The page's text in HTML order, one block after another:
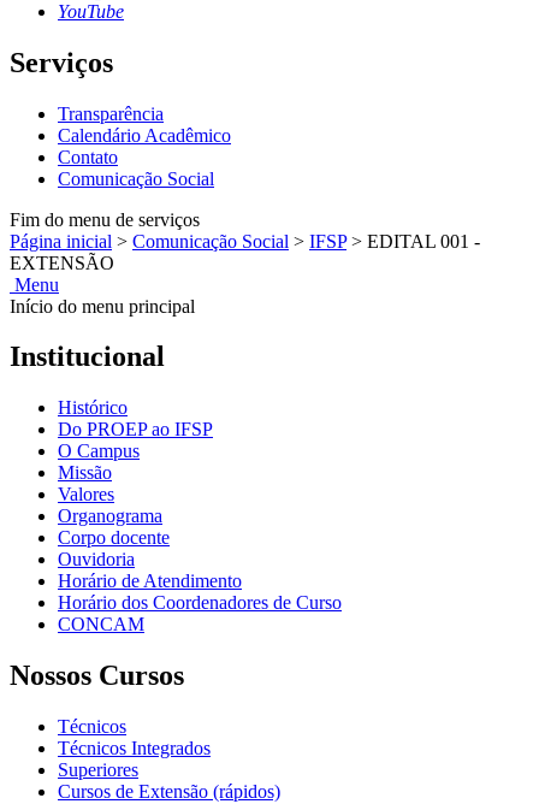
YouTube
Serviços
Transparência
Calendário Acadêmico
Contato
Comunicação Social
Fim do menu de serviços
Página inicial > Comunicação Social > IFSP > EDITAL 001 -
EXTENSÃO
Menu
Início do menu principal
Institucional
Histórico
Do PROEP ao IFSP
O Campus
Missão
Valores
Organograma
Corpo docente
Ouvidoria
Horário de Atendimento
Horário dos Coordenadores de Curso
CONCAM
Nossos Cursos
Técnicos
Técnicos Integrados
Superiores
Cursos de Extensão (rápidos)